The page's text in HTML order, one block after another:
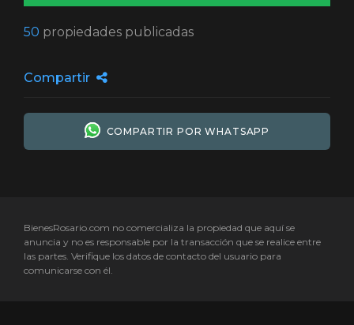
50 propiedades publicadas
Compartir
COMPARTIR POR WHATSAPP
BienesRosario.com no comercializa la propiedad que aquí se
anuncia y no es responsable por la transacción que se realice entre
las partes. Verifique los datos de contacto del usuario para
comunicarse con él.